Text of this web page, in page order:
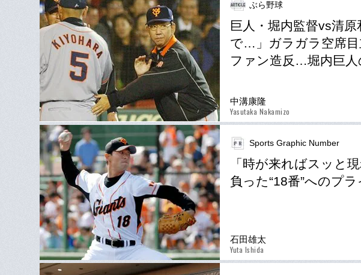
ぶら野球
巨人・堀内監督vs清
で…」ガラガラ空席目
ファン造反…堀内巨人
中溝康隆
Yasutaka Nakamizo
Sports Graphic Number
「時が来ればスッと
負った“18番”へのプ
石田雄太
Yuta Ishida